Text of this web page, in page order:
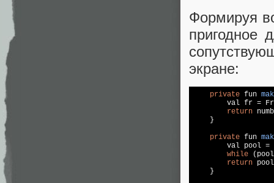
Формируя
пригодное
экране:
private fun
val fr =
return
    }
private fun
val pool =
while
return
    }